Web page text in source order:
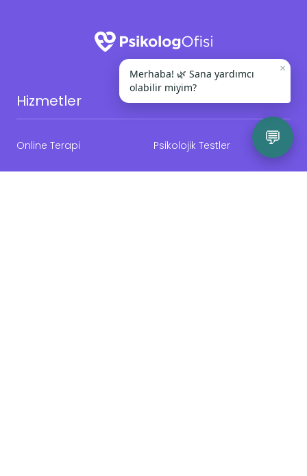
Hizmetler
Online Terapi Psikolojik Testler
Psikoloğa Soru Sor
💬
×
Merhaba! 🌿 Sana yardımcı
olabilir miyim?